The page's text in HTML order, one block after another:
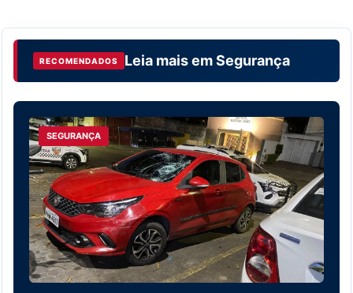
RECOMENDADOS Leia mais emSegurança
SEGURANÇA